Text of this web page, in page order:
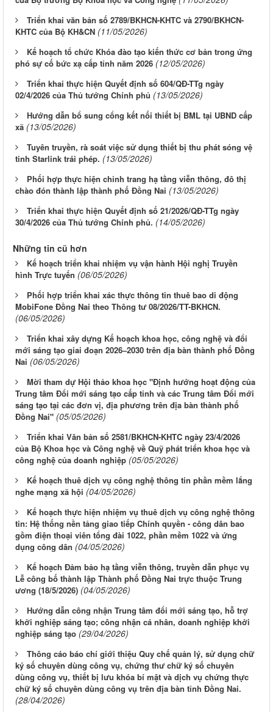
Triển khai văn bản số 2789/BKHCN-KHTC và 2790/BKHCN-
KHTC của Bộ KH&CN (11/05/2026)
Kế hoạch tổ chức Khóa đào tạo kiến thức cơ bản trong ứng
phó sự cố bức xạ cấp tỉnh năm 2026 (12/05/2026)
Triển khai thực hiện Quyết định số 604/QĐ-TTg ngày
02/4/2026 của Thủ tướng Chính phủ (13/05/2026)
Hướng dẫn bổ sung cổng kết nối thiết bị BML tại UBND cấp
xã (13/05/2026)
Tuyên truyền, rà soát việc sử dụng thiết bị thu phát sóng vệ
tinh Starlink trái phép. (13/05/2026)
Phối hợp thực hiện chỉnh trang hạ tầng viễn thông, đô thị
chào đón thành lập thành phố Đồng Nai (13/05/2026)
Triển khai thực hiện Quyết định số 21/2026/QĐ-TTg ngày
30/4/2026 của Thủ tướng Chính phủ. (14/05/2026)
Những tin cũ hơn
Kế hoạch triển khai nhiệm vụ vận hành Hội nghị Truyền
hình Trực tuyến (06/05/2026)
Phối hợp triển khai xác thực thông tin thuê bao di động
MobiFone Đồng Nai theo Thông tư 08/2026/TT-BKHCN.
(06/05/2026)
Triển khai xây dựng Kế hoạch khoa học, công nghệ và đổi
mới sáng tạo giai đoạn 2026–2030 trên địa bàn thành phố Đồng
Nai (06/05/2026)
Mời tham dự Hội thảo khoa học "Định hướng hoạt động của
Trung tâm Đổi mới sáng tạo cấp tỉnh và các Trung tâm Đổi mới
sáng tạo tại các đơn vị, địa phương trên địa bàn thành phố
Đồng Nai" (05/05/2026)
Triển khai Văn bản số 2581/BKHCN-KHTC ngày 23/4/2026
của Bộ Khoa học và Công nghệ về Quỹ phát triển khoa học và
công nghệ của doanh nghiệp (05/05/2026)
Kế hoạch thuê dịch vụ công nghệ thông tin phần mềm lắng
nghe mạng xã hội (04/05/2026)
Kế hoạch thực hiện nhiệm vụ thuê dịch vụ công nghệ thông
tin: Hệ thống nền tảng giao tiếp Chính quyền - công dân bao
gồm điện thoại viên tổng đài 1022, phần mềm 1022 và ứng
dụng công dân (04/05/2026)
Kế hoạch Đảm bảo hạ tầng viễn thông, truyền dẫn phục vụ
Lễ công bố thành lập Thành phố Đồng Nai trực thuộc Trung
ương (18/5/2026) (04/05/2026)
Hướng dẫn công nhận Trung tâm đổi mới sáng tạo, hỗ trợ
khởi nghiệp sáng tạo; công nhận cá nhân, doanh nghiệp khởi
nghiệp sáng tạo (29/04/2026)
Thông cáo báo chí giới thiệu Quy chế quản lý, sử dụng chữ
ký số chuyên dùng công vụ, chứng thư chữ ký số chuyên
dùng công vụ, thiết bị lưu khóa bí mật và dịch vụ chứng thực
chữ ký số chuyên dùng công vụ trên địa bàn tỉnh Đồng Nai.
(28/04/2026)
Thông báo Tuyển chọn tổ chức và cá nhân chủ trì thực hiện